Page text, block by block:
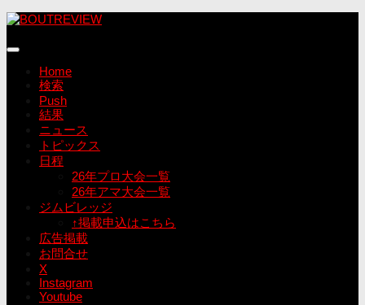
コ
テ
Home
検索
Push
結果
ニュース
トピックス
日程
26年プロ大会一覧
26年アマ大会一覧
ジムビレッジ
↑掲載申込はこちら
広告掲載
お問合せ
X
Instagram
Youtube